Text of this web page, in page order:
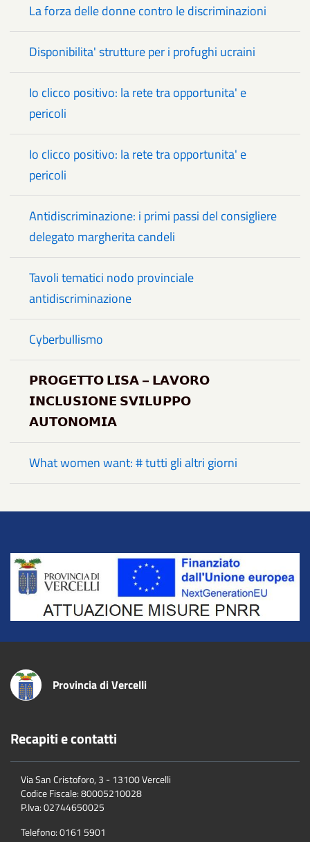
La forza delle donne contro le discriminazioni
Disponibilita' strutture per i profughi ucraini
Io clicco positivo: la rete tra opportunita' e
pericoli
Io clicco positivo: la rete tra opportunita' e
pericoli
Antidiscriminazione: i primi passi del consigliere
delegato margherita candeli
Tavoli tematici nodo provinciale
antidiscriminazione
Cyberbullismo
𝗣𝗥𝗢𝗚𝗘𝗧𝗧𝗢 𝗟𝗜𝗦𝗔 – 𝗟𝗔𝗩𝗢𝗥𝗢
𝗜𝗡𝗖𝗟𝗨𝗦𝗜𝗢𝗡𝗘 𝗦𝗩𝗜𝗟𝗨𝗣𝗣𝗢
𝗔𝗨𝗧𝗢𝗡𝗢𝗠𝗜𝗔
What women want: # tutti gli altri giorni
Title
Provincia di Vercelli
Recapiti e contatti
Via San Cristoforo, 3 - 13100 Vercelli
Codice Fiscale:80005210028
P.Iva:02744650025
Telefono:0161 5901